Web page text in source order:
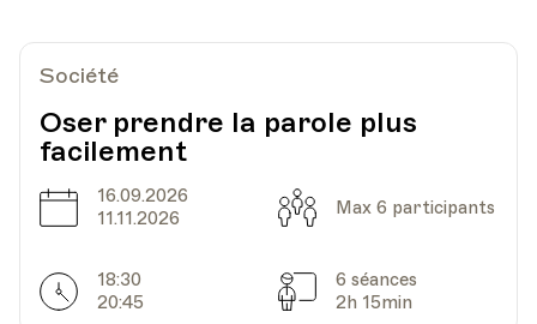
Bussigny
Date
10.08.2021 Heure
Lieu
Atelier Tournesol, Chemin de Villars 16,
Société
Oser prendre la parole plus
facilement
Date
16.09.2026
11.11.2026
Capacité
Max 6 participants
Horarires
18:30
20:45
Séances
6 séances
2h 15min